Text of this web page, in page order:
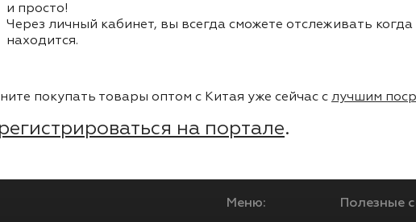
и просто!
Через личный кабинет, вы всегда сможете отслеживать
находится.
покупать товары оптом с Китая уже сейчас с лучшим
на портале.
Меню: Полезные